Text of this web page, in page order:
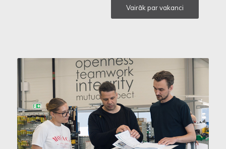
Vairāk par vakanci